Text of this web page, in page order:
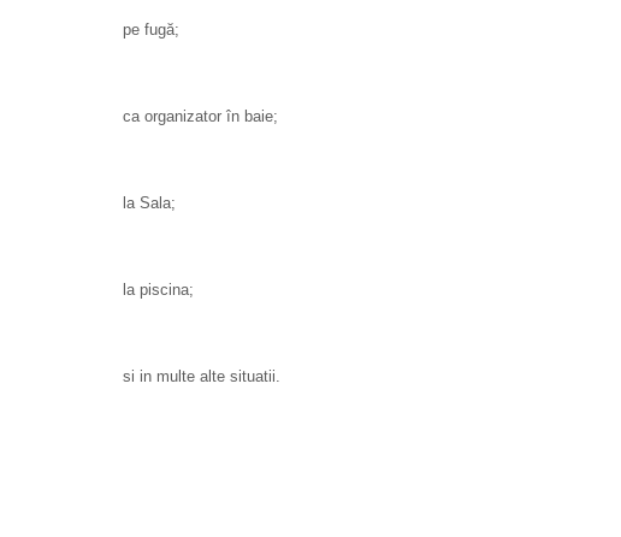
pe fugă;
ca organizator în baie;
la Sala;
la piscina;
si in multe alte situatii.